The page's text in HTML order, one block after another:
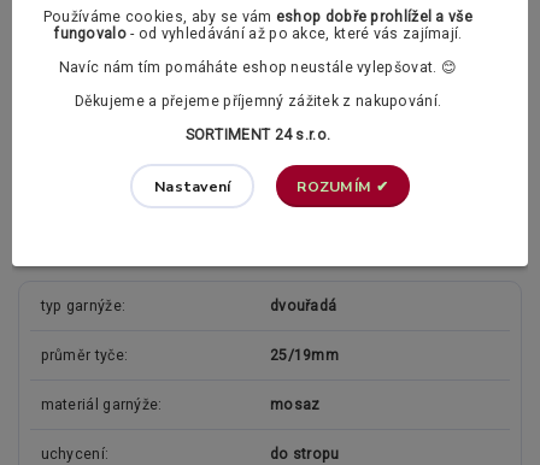
Klasické záclonové kroužky
Polstrované záclonové kroužky (tichý chod)
Doplňující informace
Konzoly lze dodatečně zkracovat a prodlužovat.
typ garnýže dvouřadá
průměr tyče 25/19mm
materiál garnýže mosaz
uchycení do stropu
Používáme cookies, aby se vám eshop dobře prohlížel a vše
fungovalo- od vyhledávání až po akce, které vás zajímají.
Navíc nám tím pomáháte eshop neustále vylepšovat. 😊
Děkujeme a přejeme příjemný zážitek z nakupování.
SORTIMENT 24 s.r.o.
Nastavení ROZUMÍM ✔